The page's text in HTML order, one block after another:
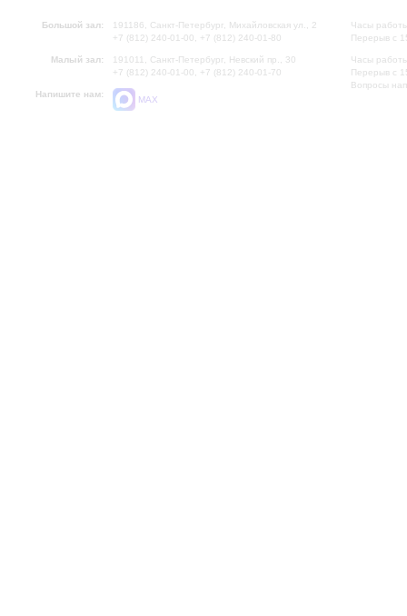
Большой зал:
191186, Санкт-Петербург, Михайловская ул., 2
+7 (812) 240-01-00, +7 (812) 240-01-80
Малый зал:
191011, Санкт-Петербург, Невский пр., 30
+7 (812) 240-01-00, +7 (812) 240-01-70
Напишите нам:
MAX
Часы
Перерыв с
Часы
Перерыв с
Вопросы